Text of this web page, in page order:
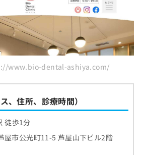
www.bio-dental-ashiya.com/
、住所、診療時間）
徒歩1分
屋市公光町11-5 芦屋山下ビル2階